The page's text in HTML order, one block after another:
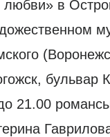
в
бульвар
21.00